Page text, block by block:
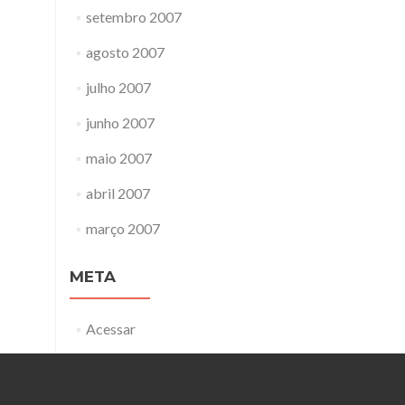
setembro 2007
agosto 2007
julho 2007
junho 2007
maio 2007
abril 2007
março 2007
META
Acessar